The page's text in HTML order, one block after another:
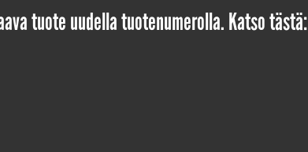
tuote uudella tuotenumerolla. Katso tästä: